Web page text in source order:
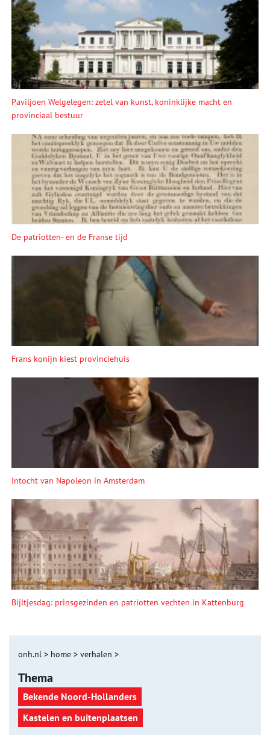
Paviljoen Welgelegen: zetel van kunst, koninklijke macht en
provinciaal bestuur
De patriotten- en de Franse tijd
Frans konijn kiest provinciehuis
Intocht van Napoleon in Amsterdam
Bijltjesdag: prinsgezinden en patriotten vechten in Kattenburg
onh.nl > home > verhalen >
Thema
Bekende Noord-Hollanders
Kastelen en buitenplaatsen